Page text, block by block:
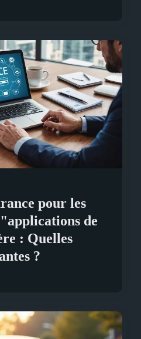
pour les
de
: Quelles
?